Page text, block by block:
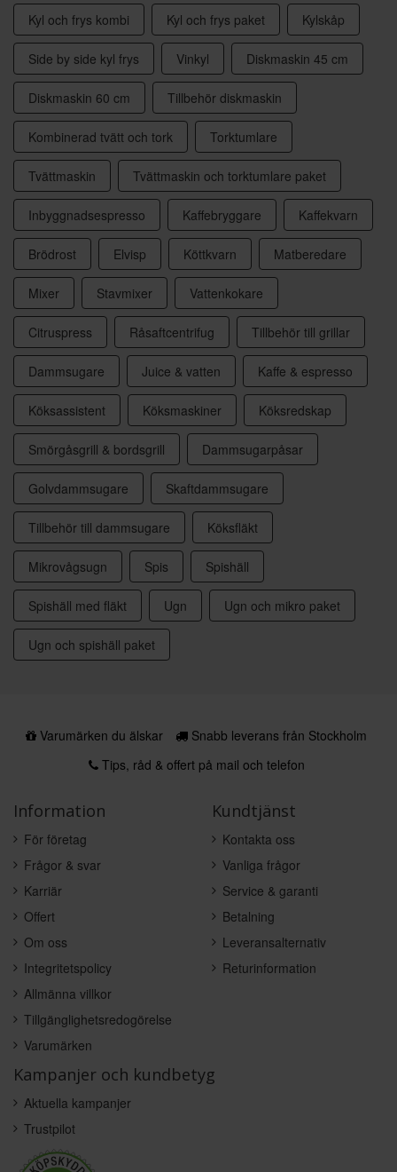
Kyl och frys kombi Kyl och frys paket Kylskåp
Side by side kyl frys Vinkyl Diskmaskin 45 cm
Diskmaskin 60 cm Tillbehör diskmaskin
Kombinerad tvätt och tork Torktumlare
Tvättmaskin Tvättmaskin och torktumlare paket
Inbyggnadsespresso Kaffebryggare Kaffekvarn
Brödrost Elvisp Köttkvarn Matberedare
Mixer Stavmixer Vattenkokare
Citruspress Råsaftcentrifug Tillbehör till grillar
Dammsugare Juice & vatten Kaffe & espresso
Köksassistent Köksmaskiner Köksredskap
Smörgåsgrill & bordsgrill Dammsugarpåsar
Golvdammsugare Skaftdammsugare
Tillbehör till dammsugare Köksfläkt
Mikrovågsugn Spis Spishäll
Spishäll med fläkt Ugn Ugn och mikro paket
Ugn och spishäll paket
Varumärken du älskar
Snabb leverans från Stockholm
Tips, råd & offert på mail och telefon
Information
För företag
Frågor & svar
Karriär
Offert
Om oss
Integritetspolicy
Allmänna villkor
Tillgänglighetsredogörelse
Varumärken
Kundtjänst
Kontakta oss
Vanliga frågor
Service & garanti
Betalning
Leveransalternativ
Returinformation
Kampanjer och kundbetyg
Aktuella kampanjer
Trustpilot